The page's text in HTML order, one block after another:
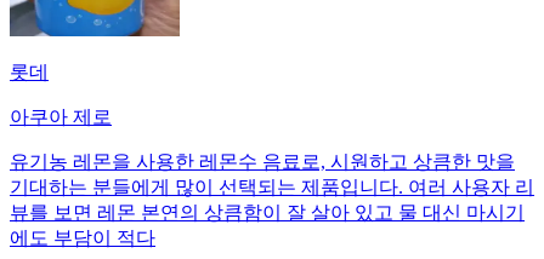
롯데
아쿠아 제로
유기농 레몬을 사용한 레몬수 음료로, 시원하고 상큼한 맛을
기대하는 분들에게 많이 선택되는 제품입니다. 여러 사용자 리
뷰를 보면 레몬 본연의 상큼함이 잘 살아 있고 물 대신 마시기
에도 부담이 적다